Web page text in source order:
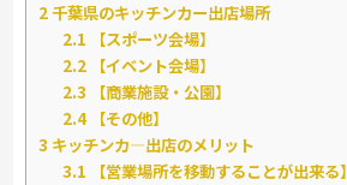
2千葉県のキッチンカー出店場所
2.1 【スポーツ会場】
2.2 【イベント会場】
2.3 【商業施設・公園】
2.4【その他】
3 キッチンカ―出店のメリット
3.1 【営業場所を移動することが出来る】